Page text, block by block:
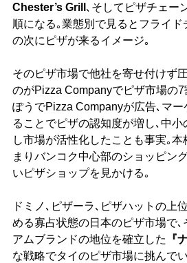
Chester’s Grill ､そしてピザチェー
順になる｡業態別で見るとフライド
の次にピザが来るイメージ｡
そのピザ市場で他社を寄せ付けず
のがPizza Companyでピザ市場の
ぽうでPizza Companyが広告､マ
ることでピザの認知度が増し､中小
し市場が活性化したことも事実｡
まりバンコク中心部のショッピン
いピザショップを見かける｡
ドミノ､ピザーラ､ピザハットの上
める寡占状態の日本のピザ市場で､
アムブランドの地位を確立した
『
な戦略でタイのピザ市場に挑んで